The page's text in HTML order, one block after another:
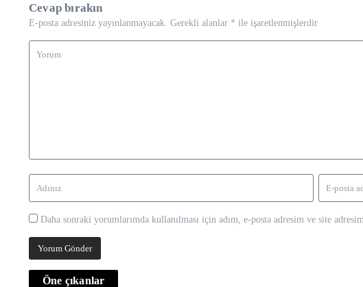
Cevap bırakın
E-posta adresiniz yayınlanmayacak. Gerekli alanlar * ile işaretlenmişlerdir
Daha sonraki yorumlarımda kullanılması için adım, e-posta adresim ve site
Öne çıkanlar